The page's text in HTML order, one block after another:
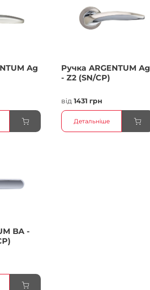
Ag
Ручка ARGENTUM Ag
- Z2 (SN/CP)
від1431 грн
Детальніше
BA -